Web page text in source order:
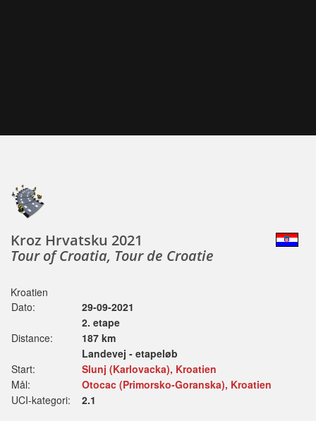
Kroz Hrvatsku 2021
Tour of Croatia, Tour de Croatie
Kroatien
Dato:
29-09-2021
2. etape
Distance:
187 km
Landevej - etapeløb
Start:
Slunj (Karlovacka), Kroatien
Mål:
Otocac (Primorsko-Goranska), Kroatien
UCI-kategori:
2.1